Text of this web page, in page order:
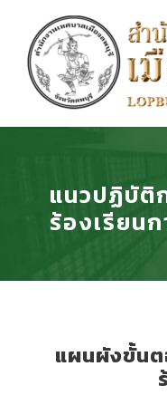
แนวปฏิบัติ
ร้องเรียน
แผนผังขั้น